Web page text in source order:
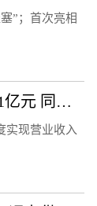
”；首次亮相
东阿阿胶最新公告：上半年净利5.31亿元 同比增72.29%
实现营业收入